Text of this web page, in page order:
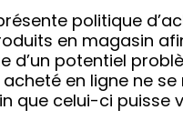
politique
en magasin
potentiel
en ligne ne
celui-ci puisse